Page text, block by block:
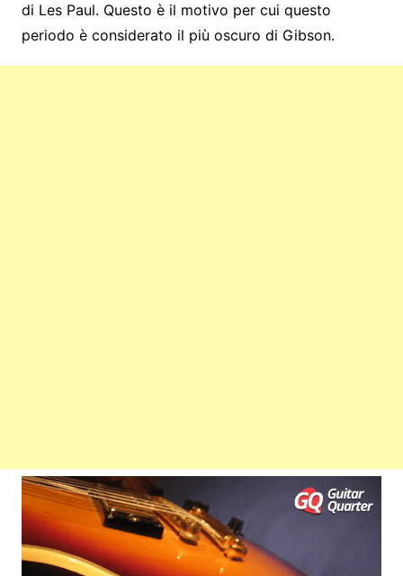
di Les Paul. Questo è il motivo per cui questo
periodo è considerato il più oscuro di Gibson.